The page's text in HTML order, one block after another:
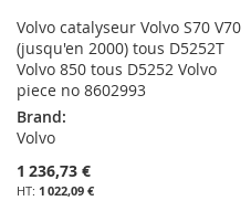
Volvo catalyseur Volvo S70 V70
(jusqu'en 2000) tous D5252T
Volvo 850 tous D5252 Volvo
piece no 8602993
Brand:
Volvo
1 236,73 €
1 022,09 €